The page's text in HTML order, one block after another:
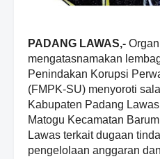
PADANG LAWAS,-
mengatasnamakan
Penindakan Korupsi
(FMPK-SU) menyoroti
Kabupaten Padang
Matogu Kecamatan
Lawas terkait dugaan
pengelolaan anggaran